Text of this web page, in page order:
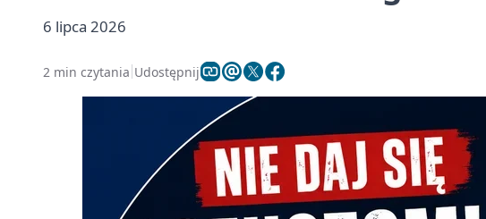
6 lipca 2026
2 min czytania Udostępnij